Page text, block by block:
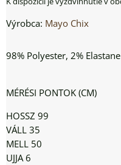
Výrobca: Mayo Chix
98% Polyester, 2% Elastane
MÉRÉSI PONTOK (CM)
HOSSZ 99
VÁLL 35
MELL 50
UJJA 6